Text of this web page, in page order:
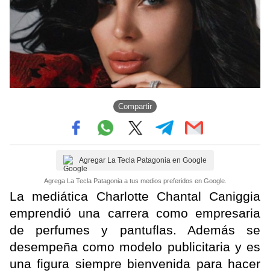
Compartir
Agregar La Tecla Patagonia en Google
Agrega La Tecla Patagonia a tus medios preferidos en Google.
La mediática Charlotte Chantal Caniggia
emprendió una carrera como empresaria
de perfumes y pantuflas. Además se
desempeña como modelo publicitaria y es
una figura siempre bienvenida para hacer